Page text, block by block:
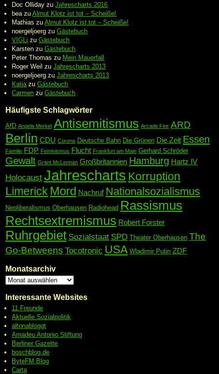
Doc Olliday zuJahrescharts 2016
bea zuAlmut Klotz ist tot – Scheiße!
Mathias zuAlmut Klotz ist tot – Scheiße!
noergeljoerg zuGästebuch
VIGLi zuGästebuch
Karsten zuGästebuch
Peter Thomas zu Mein Mauerfall
Roger Weil zuJahrescharts 2013
noergeljoerg zuJahrescharts 2013
Katja zuGästebuch
Carmen zuGästebuch
Häufigste Schlagwörter
AfD Angela Merkel Antisemitismus Arcade Fire ARD
Berlin CDU Corona Deutsche Bahn Die Grünen Die Zeit Essen
Familie FDP Feminismus Flucht Frankfurt am Main Gerhard Schröder
Gewalt Grant McLennan Großbritannien Hamburg Hartz IV
Holocaust Jahrescharts Korruption
Limerick Mord Nachruf Nationalsozialismus
Neoliberalismus Oberhausen Radiohead Rassismus
Rechtsextremismus Robert Forster
Ruhrgebiet Sozialstaat SPD Theater Oberhausen The
Go-Betweens Tocotronic USA Wladimir Putin ZDF
Monatsarchiv
Interessante Websites
11 Freunde
Aktuelle Sozialpolitik
altonabloggt
Amadeu Antonio Stiftung
Berliner Gazette
boschblog.de
ByteFM Blog
Carta